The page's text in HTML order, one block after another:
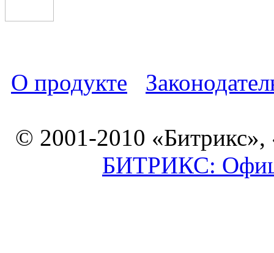
О продукте
© 2001-2010 «Битрикс»,
БИТРИКС: